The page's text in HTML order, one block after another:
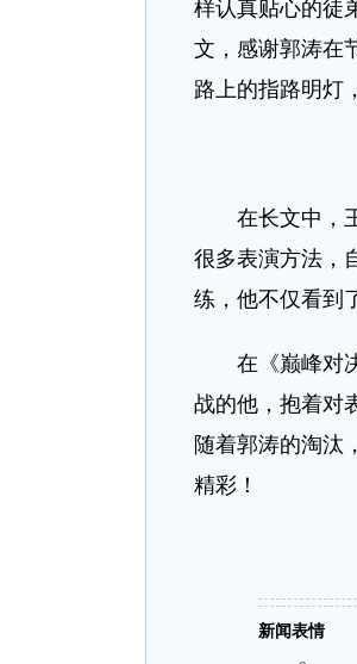
样认真贴心的徒
文，感谢郭涛在
路上的指路明灯
在长文中，王
很多表演方法，
练，他不仅看到
在《巅峰对决
战的他，抱着对
随着郭涛的淘汰
精彩！
新闻表情